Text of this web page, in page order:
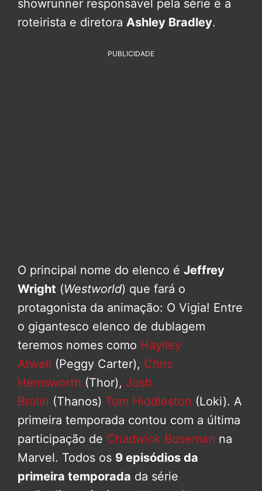
showrunner responsável pela série é a
roteirista e diretora Ashley Bradley.
PUBLICIDADE
O principal nome do elenco é Jeffrey
Wright (Westworld) que fará o
protagonista da animação: O Vigia! Entre
o gigantesco elenco de dublagem
teremos nomes como Haylley
Atwell (Peggy Carter), Chris
Hemsworth (Thor), Josh
Brolin (Thanos) Tom Hiddleston (Loki). A
primeira temporada contou com a última
participação de Chadwick Boseman na
Marvel. Todos os 9 episódios da
primeira temporada da série